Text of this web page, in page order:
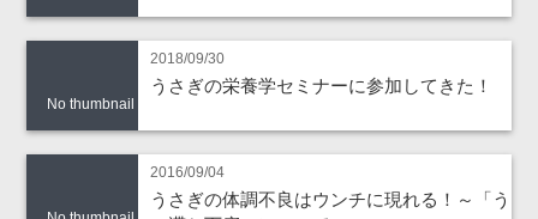
No thumbnail
2018/09/30
うさぎの栄養学セミナーに参加してきた！
2016/09/04
うさぎの体調不良はウンチに現れる！～「う